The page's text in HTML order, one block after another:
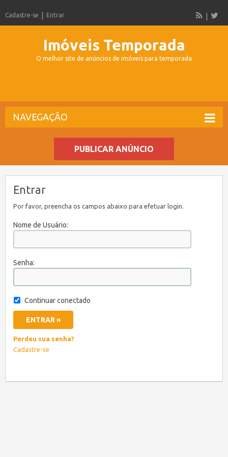
Cadastre-se Entrar
Imóveis Temporada
O melhor site de anúncios de imóveis para temporada
NAVEGAÇÃO
PUBLICAR ANÚNCIO
Entrar
Por favor, preencha os campos abaixo para efetuar login.
Nome de Usuário:
Senha:
Continuar conectado
Perdeu sua senha?
Cadastre-se